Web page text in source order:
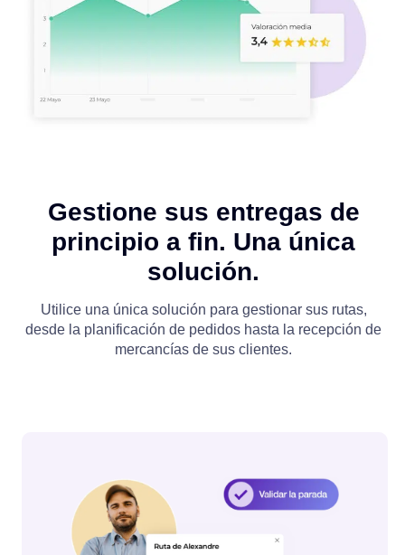
Gestione sus entregas de
principio a fin. Una única
solución.
Utilice una única solución para gestionar sus rutas,
desde la planificación de pedidos hasta la recepción de
mercancías de sus clientes.